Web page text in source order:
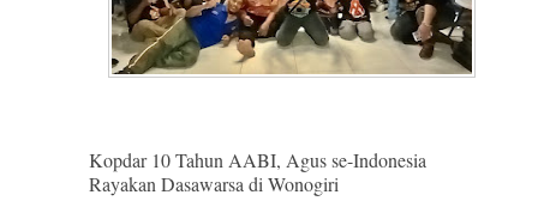
Kopdar 10 Tahun AABI, Agus se-Indonesia
Rayakan Dasawarsa di Wonogiri